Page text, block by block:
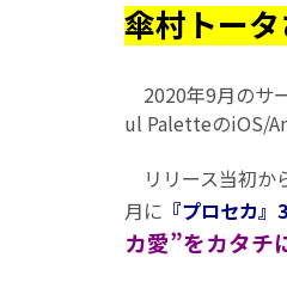
傘村トー
2020年9月のサ
ul PaletteのiOS/
リリース当初か
月に 『プロセカ
カ愛”をカタチ